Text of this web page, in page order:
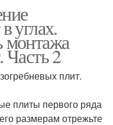
углах.
монтажа
Часть 2
плит.
плиты первого ряда
размерам отрежьте